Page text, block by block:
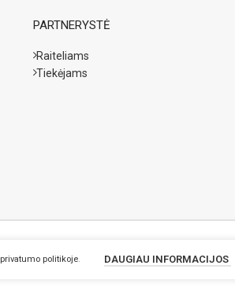
PARTNERYSTĖ
Raiteliams
Tiekėjams
privatumo politikoje. DAUGIAU INFORMACIJOS